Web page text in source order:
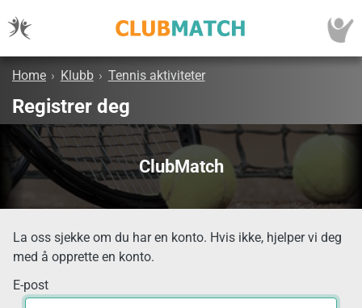
Home › Klubb › Tennis aktiviteter
Registrer deg
ClubMatch
La oss sjekke om du har en konto. Hvis ikke, hjelper vi deg
med å opprette en konto.
E-post